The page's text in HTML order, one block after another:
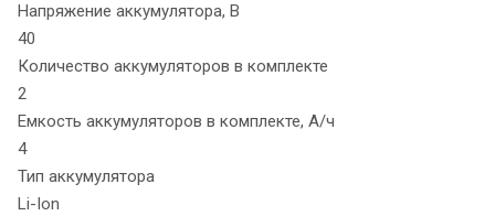
Напряжение аккумулятора, В
40
Количество аккумуляторов в комплекте
2
Емкость аккумуляторов в комплекте, А/ч
4
Тип аккумулятора
Li-Ion